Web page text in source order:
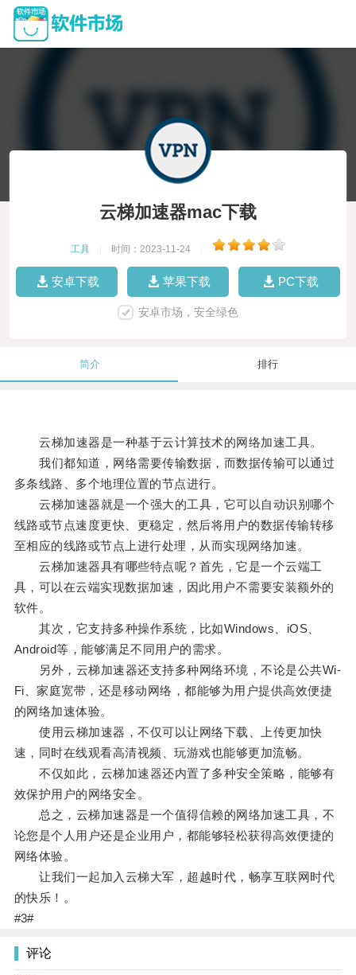
云梯加速器mac下载
工具 时间：2023-11-24
安卓下载 苹果下载 PC下载
安卓市场，安全绿色
简介 排行
云梯加速器是一种基于云计算技术的网络加速工具。
我们都知道，网络需要传输数据，而数据传输可以通过
多条线路、多个地理位置的节点进行。
云梯加速器就是一个强大的工具，它可以自动识别哪个
线路或节点速度更快、更稳定，然后将用户的数据传输转移
至相应的线路或节点上进行处理，从而实现网络加速。
云梯加速器具有哪些特点呢？首先，它是一个云端工
具，可以在云端实现数据加速，因此用户不需要安装额外的
软件。
其次，它支持多种操作系统，比如Windows、iOS、
Android等，能够满足不同用户的需求。
另外，云梯加速器还支持多种网络环境，不论是公共Wi-
Fi、家庭宽带，还是移动网络，都能够为用户提供高效便捷
的网络加速体验。
使用云梯加速器，不仅可以让网络下载、上传更加快
速，同时在线观看高清视频、玩游戏也能够更加流畅。
不仅如此，云梯加速器还内置了多种安全策略，能够有
效保护用户的网络安全。
总之，云梯加速器是一个值得信赖的网络加速工具，不
论您是个人用户还是企业用户，都能够轻松获得高效便捷的
网络体验。
让我们一起加入云梯大军，超越时代，畅享互联网时代
的快乐！。
#3#
评论